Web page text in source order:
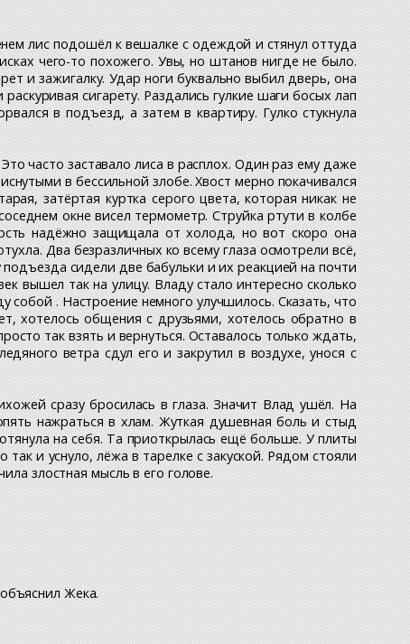
лис подошёл к вешалке с одеждой и стянул оттуда
чего-то похожего. Увы, но штанов нигде не было.
и зажигалку. Удар ноги буквально выбил дверь, она
сигарету. Раздались гулкие шаги босых лап
в подъезд, а затем в квартиру. Гулко стукнула
часто заставало лиса в расплох. Один раз ему даже
в бессильной злобе. Хвост мерно покачивался
затёртая куртка серого цвета, которая никак не
окне висел термометр. Струйка ртути в колбе
надёжно защищала от холода, но вот скоро она
Два безразличных ко всему глаза осмотрели всё,
сидели две бабульки и их реакцией на почти
вышел так на улицу. Владу стало интересно сколько
собой . Настроение немного улучшилось. Сказать, что
хотелось общения с друзьями, хотелось обратно в
так взять и вернуться. Оставалось только ждать,
ветра сдул его и закрутил в воздухе, унося с
сразу бросилась в глаза. Значит Влад ушёл. На
нажраться в хлам. Жуткая душевная боль и стыд
на себя. Та приоткрылась ещё больше. У плиты
и уснуло, лёжа в тарелке с закуской. Рядом стояли
злостная мысль в его голове.
Жека.